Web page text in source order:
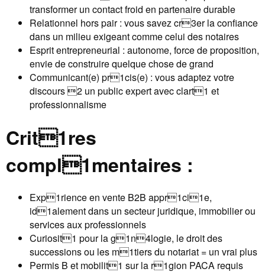
transformer un contact froid en partenaire durable
Relationnel hors pair : vous savez cr3er la confiance
dans un milieu exigeant comme celui des notaires
Esprit entrepreneurial : autonome, force de proposition,
envie de construire quelque chose de grand
Communicant(e) pr1cis(e) : vous adaptez votre
discours 2 un public expert avec clart1 et
professionnalisme
Crit1res
compl1mentaires :
Exp1rience en vente B2B appr1ci1e,
id1alement dans un secteur juridique, immobilier ou
services aux professionnels
Curiosit1 pour la g1n4logie, le droit des
successions ou les m1tiers du notariat = un vrai plus
Permis B et mobilit1 sur la r1gion PACA requis